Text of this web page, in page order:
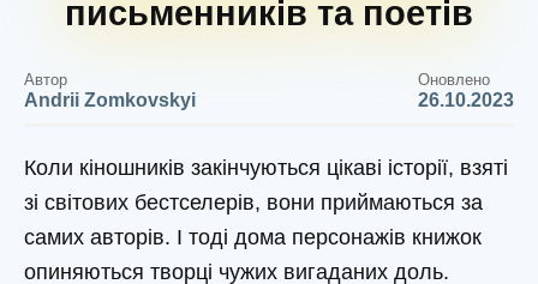
письменників та поетів
Автор
Andrii Zomkovskyi
Оновлено
26.10.2023
Коли кіношників закінчуються цікаві історії, взяті
зі світових бестселерів, вони приймаються за
самих авторів. І тоді дома персонажів книжок
опиняються творці чужих вигаданих доль.